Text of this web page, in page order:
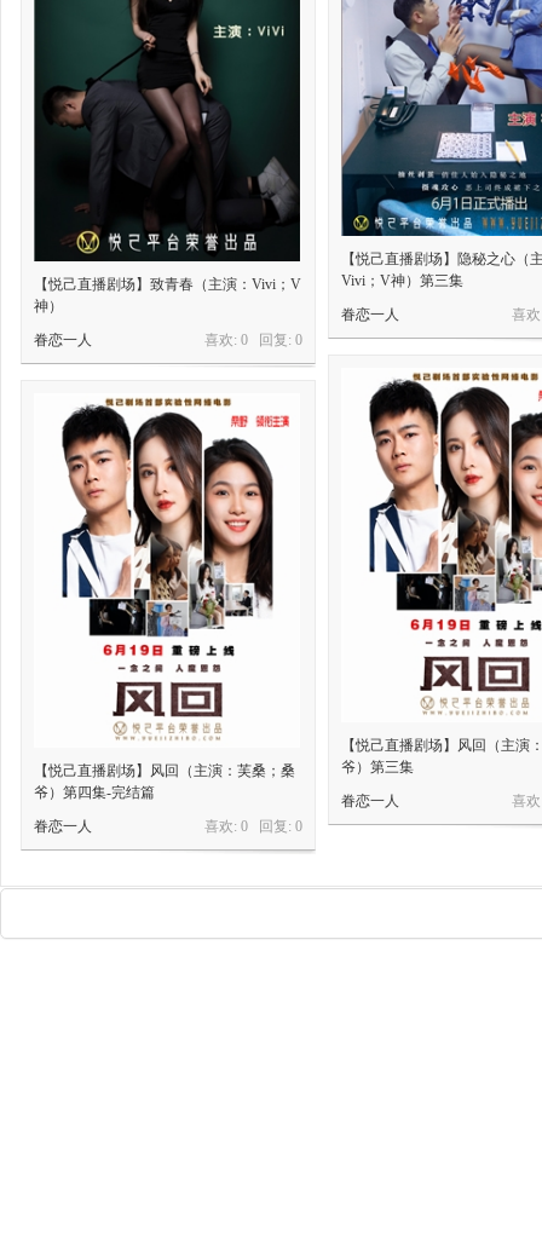
【悦己直播剧场】致青春（主演：Vivi；V
神）
喜欢: 0 回复: 0
眷恋一人
【悦己直播剧场】隐秘之心（
Vivi；V神）第三集
喜
眷恋一人
【悦己直播剧场】风回（主演
爷）第三集
喜
眷恋一人
【悦己直播剧场】风回（主演：芙桑；桑
爷）第四集-完结篇
喜欢: 0 回复: 0
眷恋一人